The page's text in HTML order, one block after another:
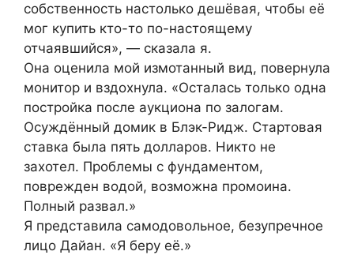
собственность настолько дешёвая, чтобы её
мог купить кто-то по-настоящему
отчаявшийся», — сказала я.
Она оценила мой измотанный вид, повернула
монитор и вздохнула. «Осталась только одна
постройка после аукциона по залогам.
Осуждённый домик в Блэк-Ридж. Стартовая
ставка была пять долларов. Никто не
захотел. Проблемы с фундаментом,
поврежден водой, возможна промоина.
Полный развал.»
Я представила самодовольное, безупречное
лицо Дайан. «Я беру её.»